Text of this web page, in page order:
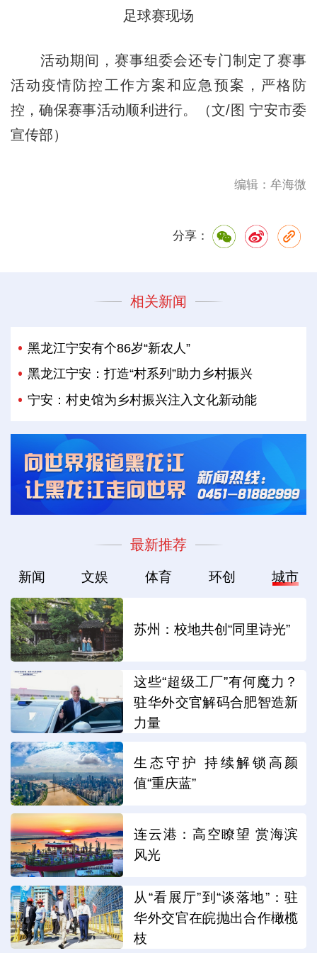
足球赛现场
活动期间，赛事组委会还专门制定了赛事
活动疫情防控工作方案和应急预案，严格防
控，确保赛事活动顺利进行。（文/图 宁安市委
宣传部）
编辑：牟海微
分享：
相关新闻
黑龙江宁安有个86岁“新农人”
黑龙江宁安：打造“村系列”助力乡村振兴
宁安：村史馆为乡村振兴注入文化新动能
最新推荐
新闻 文娱 体育 环创 城市
苏州：校地共创“同里诗光”
这些“超级工厂”有何魔力？
驻华外交官解码合肥智造新
力量
生态守护 持续解锁高颜
值“重庆蓝”
连云港：高空瞭望 赏海滨
风光
从“看展厅”到“谈落地”：驻
华外交官在皖抛出合作橄榄
枝